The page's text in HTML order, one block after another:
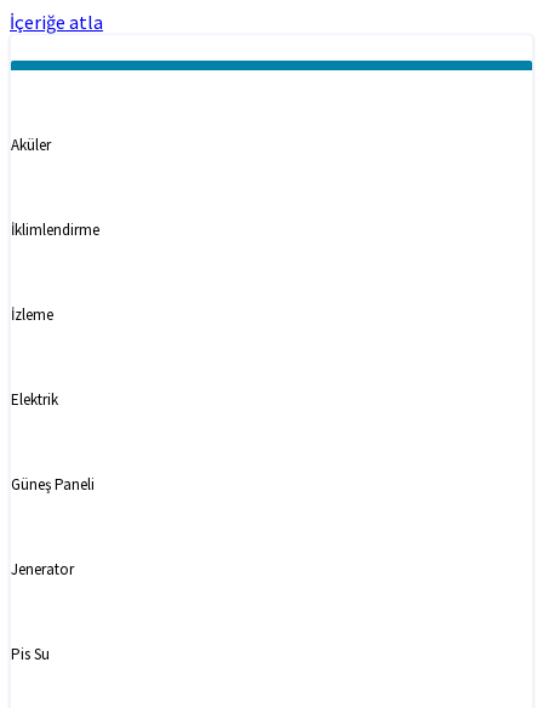
İçeriğe atla
Aküler
İklimlendirme
İzleme
Elektrik
Güneş Paneli
Jenerator
Pis Su